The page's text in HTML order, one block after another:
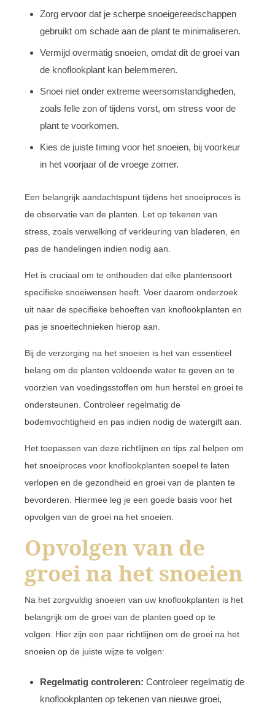
Zorg ervoor dat je scherpe snoeigereedschappen
gebruikt om schade aan de plant te minimaliseren.
Vermijd overmatig snoeien, omdat dit de groei van
de knoflookplant kan belemmeren.
Snoei niet onder extreme weersomstandigheden,
zoals felle zon of tijdens vorst, om stress voor de
plant te voorkomen.
Kies de juiste timing voor het snoeien, bij voorkeur
in het voorjaar of de vroege zomer.
Een belangrijk aandachtspunt tijdens het snoeiproces is
de observatie van de planten. Let op tekenen van
stress, zoals verwelking of verkleuring van bladeren, en
pas de handelingen indien nodig aan.
Het is cruciaal om te onthouden dat elke plantensoort
specifieke snoeiwensen heeft. Voer daarom onderzoek
uit naar de specifieke behoeften van knoflookplanten en
pas je snoeitechnieken hierop aan.
Bij de verzorging na het snoeien is het van essentieel
belang om de planten voldoende water te geven en te
voorzien van voedingsstoffen om hun herstel en groei te
ondersteunen. Controleer regelmatig de
bodemvochtigheid en pas indien nodig de watergift aan.
Het toepassen van deze richtlijnen en tips zal helpen om
het snoeiproces voor knoflookplanten soepel te laten
verlopen en de gezondheid en groei van de planten te
bevorderen. Hiermee leg je een goede basis voor het
opvolgen van de groei na het snoeien.
Opvolgen van de
groei na het snoeien
Na het zorgvuldig snoeien van uw knoflookplanten is het
belangrijk om de groei van de planten goed op te
volgen. Hier zijn een paar richtlijnen om de groei na het
snoeien op de juiste wijze te volgen:
Regelmatig controleren: Controleer regelmatig de
knoflookplanten op tekenen van nieuwe groei,